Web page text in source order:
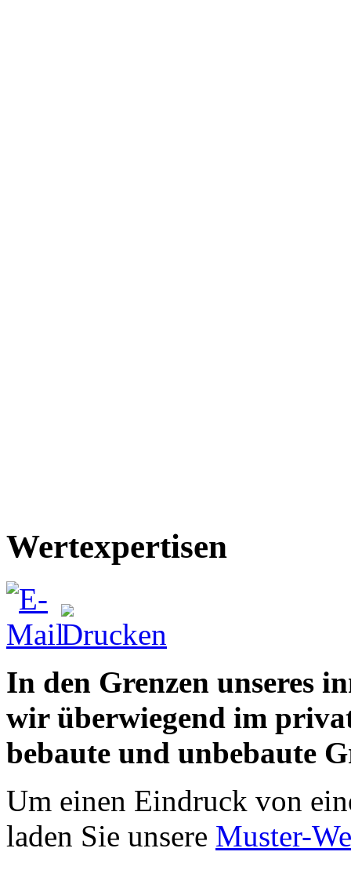
Wertexpertisen
In den Grenzen unseres
wir überwiegend im
bebaute und unbebaute
Um einen Eindruck von
laden Sie unsere Muster-